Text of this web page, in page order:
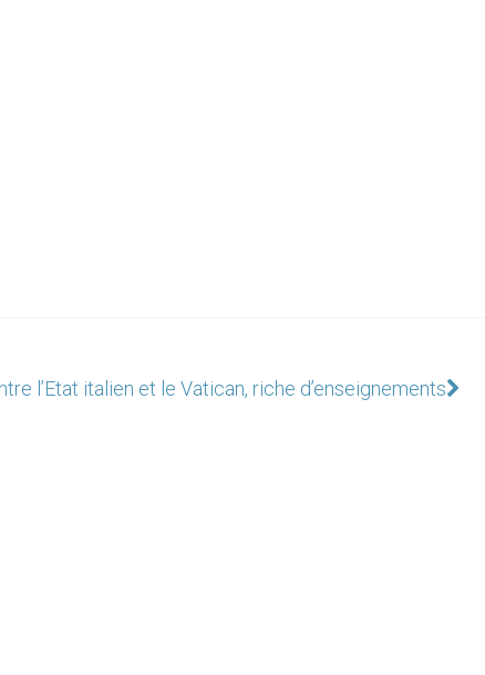
l’Etat italien et le Vatican, riche d’enseignements